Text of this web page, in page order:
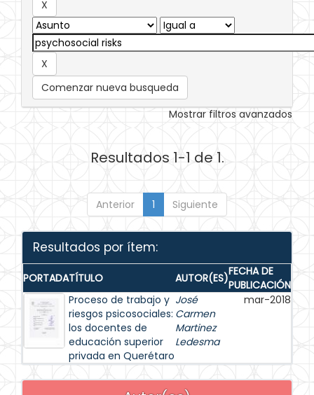
Comenzar nueva busqueda
Mostrar filtros avanzados
Resultados 1-1 de 1.
Anterior 1 Siguiente
Resultados por ítem:
PORTADATÍTULO AUTOR(ES)FECHA DE
PUBLICACIÓN
Proceso de trabajo y
riesgos psicosociales:
los docentes de
educación superior
privada en Querétaro
José
Carmen
Martinez
Ledesma
mar-2018